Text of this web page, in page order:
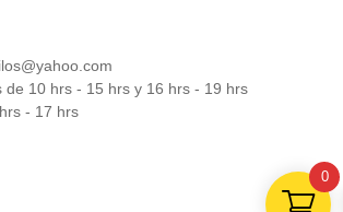
de 10 hrs - 15 hrs y 16 hrs - 19 hrs
- 17 hrs
0